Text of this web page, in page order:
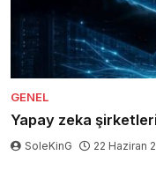
GENEL
Yapay zeka
SoleKinG 22 Haziran